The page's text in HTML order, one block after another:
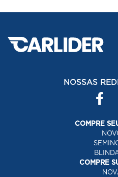
NOSSAS
COMPRE
COMPRE